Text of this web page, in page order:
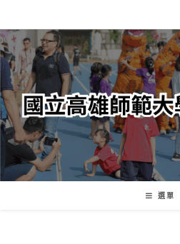
轉
至
主
內
容
選單